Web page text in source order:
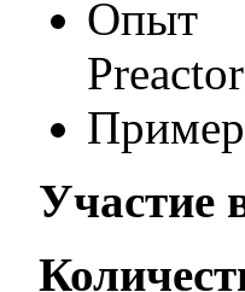
Опыт
Участие